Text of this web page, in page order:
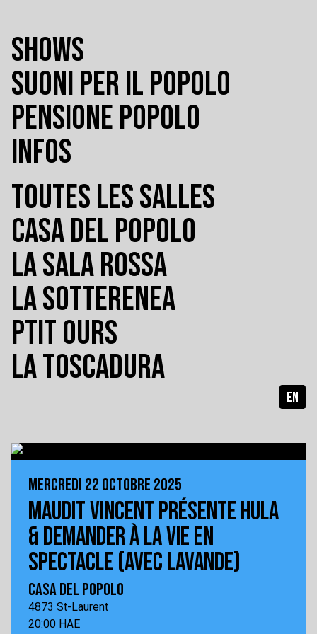
SHOWS
SUONI PER IL POPOLO
PENSIONE POPOLO
INFOS
TOUTES LES SALLES
CASA DEL POPOLO
LA SALA ROSSA
LA SOTTERENEA
PTIT OURS
LA TOSCADURA
EN
MERCREDI 22 OCTOBRE 2025
MAUDIT VINCENT PRÉSENTE HULA
& DEMANDER À LA VIE EN
SPECTACLE (AVEC LAVANDE)
CASA DEL POPOLO
4873 St-Laurent
20:00 HAE